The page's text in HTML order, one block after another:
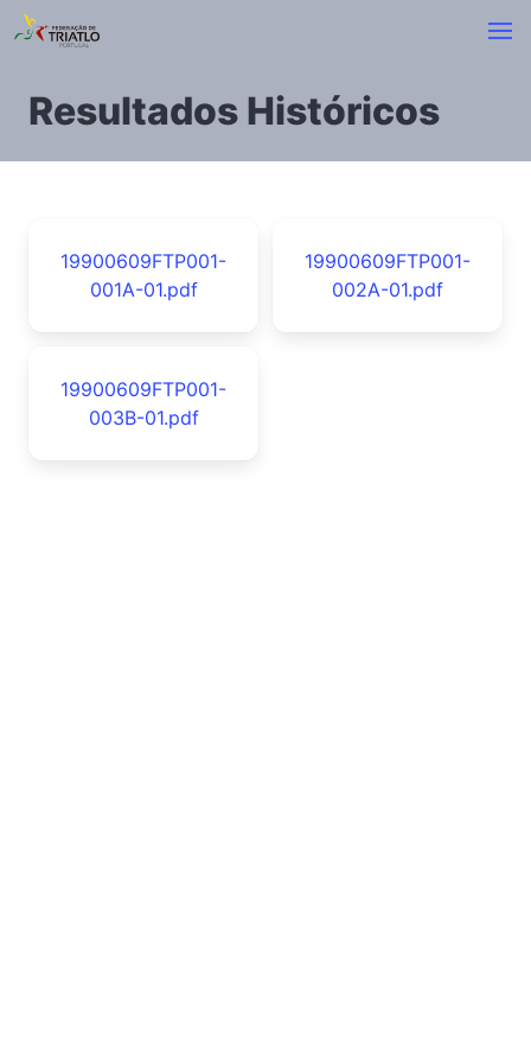
Resultados Históricos
19900609FTP001-
001A-01.pdf
19900609FTP001-
002A-01.pdf
19900609FTP001-
003B-01.pdf